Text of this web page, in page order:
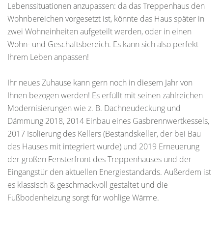
Lebenssituationen anzupassen: da das Treppenhaus den
Wohnbereichen vorgesetzt ist, könnte das Haus später in
zwei Wohneinheiten aufgeteilt werden, oder in einen
Wohn- und Geschäftsbereich. Es kann sich also perfekt
Ihrem Leben anpassen!
Ihr neues Zuhause kann gern noch in diesem Jahr von
Ihnen bezogen werden! Es erfüllt mit seinen zahlreichen
Modernisierungen wie z. B. Dachneudeckung und
Dämmung 2018, 2014 Einbau eines Gasbrennwertkessels,
2017 Isolierung des Kellers (Bestandskeller, der bei Bau
des Hauses mit integriert wurde) und 2019 Erneuerung
der großen Fensterfront des Treppenhauses und der
Eingangstür den aktuellen Energiestandards. Außerdem ist
es klassisch & geschmackvoll gestaltet und die
Fußbodenheizung sorgt für wohlige Wärme.